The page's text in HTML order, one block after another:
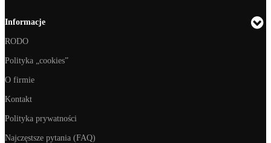
Informacje
RODO
Polityka „cookies”
O firmie
Kontakt
Polityka prywatności
Najczęstsze pytania (FAQ)